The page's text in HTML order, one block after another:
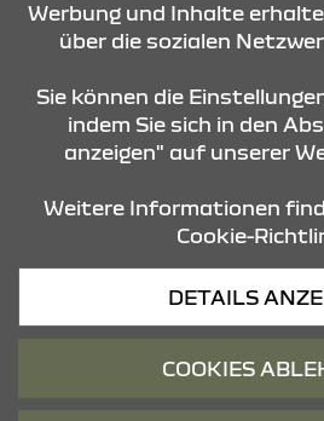
Werbung und Inhalte
über die sozialen
Sie können die
indem Sie sich in den
anzeigen" auf unserer
Weitere Informationen
Cookie-
DETAILS
COOKIES